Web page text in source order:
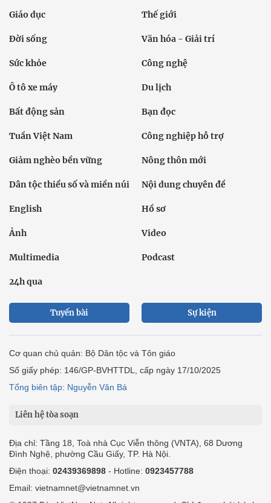
Giáo dục Thế giới
Đời sống Văn hóa - Giải trí
Sức khỏe Công nghệ
Ô tô xe máy Du lịch
Bất động sản Bạn đọc
Tuần Việt Nam Công nghiệp hỗ trợ
Giảm nghèo bền vững Nông thôn mới
Dân tộc thiểu số và miền núi Nội dung chuyên đề
English Hồ sơ
Ảnh Video
Multimedia Podcast
24h qua
Tuyến bài Sự kiện
Cơ quan chủ quản: Bộ Dân tộc và Tôn giáo
Số giấy phép: 146/GP-BVHTTDL, cấp ngày 17/10/2025
Tổng biên tập: Nguyễn Văn Bá
Liên hệ tòa soạn
Địa chỉ: Tầng 18, Toà nhà Cục Viễn thông (VNTA), 68 Dương
Đình Nghệ, phường Cầu Giấy, TP. Hà Nội.
Điện thoại: 02439369898 - Hotline: 0923457788
Email: vietnamnet@vietnamnet.vn